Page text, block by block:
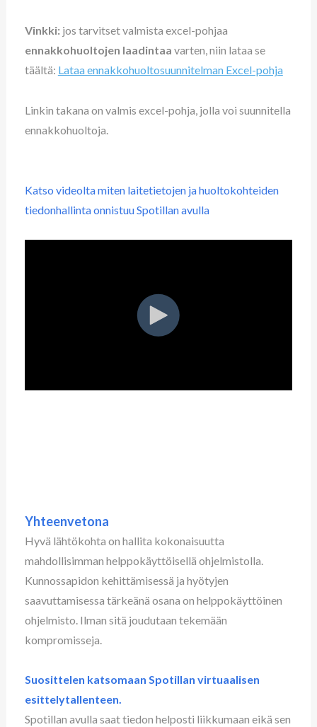
Vinkki: jos tarvitset valmista excel-pohjaa
ennakkohuoltojen laadintaa varten, niin lataa se
täältä: Lataa ennakkohuoltosuunnitelman Excel-pohja
Linkin takana on valmis excel-pohja, jolla voi suunnitella
ennakkohuoltoja.
Katso videolta miten laitetietojen ja huoltokohteiden
tiedonhallinta onnistuu Spotillan avulla
Yhteenvetona
Hyvä lähtökohta on hallita kokonaisuutta
mahdollisimman helppokäyttöisellä ohjelmistolla.
Kunnossapidon kehittämisessä ja hyötyjen
saavuttamisessa tärkeänä osana on helppokäyttöinen
ohjelmisto. Ilman sitä joudutaan tekemään
kompromisseja.
Suosittelen katsomaan Spotillan virtuaalisen
esittelytallenteen.
Spotillan avulla saat tiedon helposti liikkumaan eikä sen